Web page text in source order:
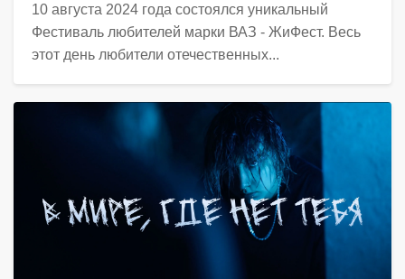
10 августа 2024 года состоялся уникальный
Фестиваль любителей марки ВАЗ - ЖиФест. Весь
этот день любители отечественных...